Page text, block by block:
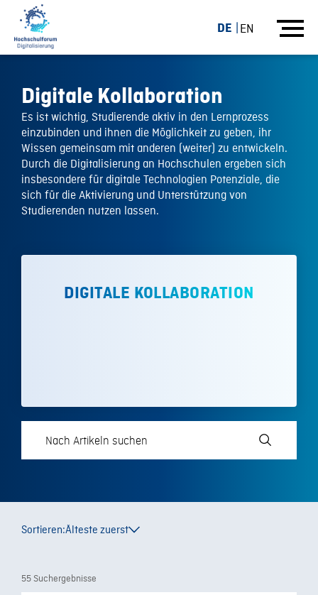
DE EN
Digitale Kollaboration
Es ist wichtig, Studierende aktiv in den Lernprozess
einzubinden und ihnen die Möglichkeit zu geben, ihr
Wissen gemeinsam mit anderen (weiter) zu entwickeln.
Durch die Digitalisierung an Hochschulen ergeben sich
insbesondere für digitale Technologien Potenziale, die
sich für die Aktivierung und Unterstützung von
Studierenden nutzen lassen.
DIGITALE KOLLABORATION
Sortieren:Älteste zuerst
55 Suchergebnisse